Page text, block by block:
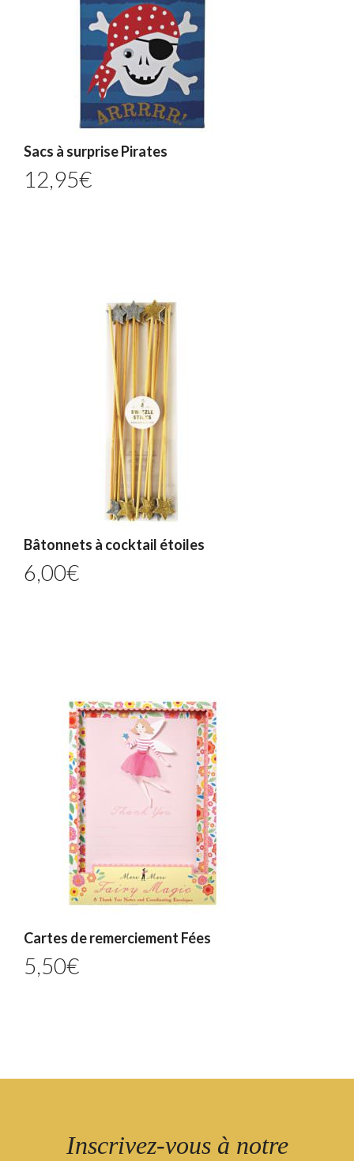
Sacs à surprise Pirates
12,95€
Bâtonnets à cocktail étoiles
6,00€
Cartes de remerciement Fées
5,50€
Inscrivez-vous à notre